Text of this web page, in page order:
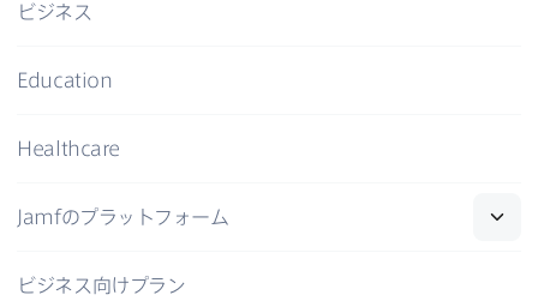
ビジネス
Education
Healthcare
Jamfの​プラットフォーム
ビジネス向けプラン